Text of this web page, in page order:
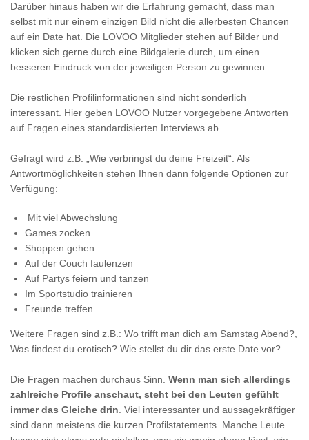
Darüber hinaus haben wir die Erfahrung gemacht, dass man
selbst mit nur einem einzigen Bild nicht die allerbesten Chancen
auf ein Date hat. Die LOVOO Mitglieder stehen auf Bilder und
klicken sich gerne durch eine Bildgalerie durch, um einen
besseren Eindruck von der jeweiligen Person zu gewinnen.
Die restlichen Profilinformationen sind nicht sonderlich
interessant. Hier geben LOVOO Nutzer vorgegebene Antworten
auf Fragen eines standardisierten Interviews ab.
Gefragt wird z.B. „Wie verbringst du deine Freizeit“. Als
Antwortmöglichkeiten stehen Ihnen dann folgende Optionen zur
Verfügung:
Mit viel Abwechslung
Games zocken
Shoppen gehen
Auf der Couch faulenzen
Auf Partys feiern und tanzen
Im Sportstudio trainieren
Freunde treffen
Weitere Fragen sind z.B.: Wo trifft man dich am Samstag Abend?,
Was findest du erotisch? Wie stellst du dir das erste Date vor?
Die Fragen machen durchaus Sinn. Wenn man sich allerdings
zahlreiche Profile anschaut, steht bei den Leuten gefühlt
immer das Gleiche drin. Viel interessanter und aussagekräftiger
sind dann meistens die kurzen Profilstatements. Manche Leute